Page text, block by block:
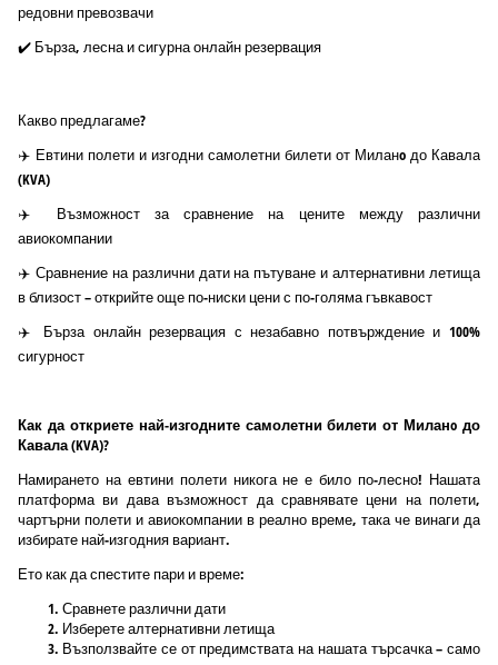
редовни превозвачи
✔️ Бърза, лесна и сигурна онлайн резервация
Какво предлагаме?
✈️ Евтини полети и изгодни самолетни билети от Миланo до Кавала
(KVA)
✈️ Възможност за сравнение на цените между различни
авиокомпании
✈️ Сравнение на различни дати на пътуване и алтернативни летища
в близост – открийте още по-ниски цени с по-голяма гъвкавост
✈️ Бърза онлайн резервация с незабавно потвърждение и 100%
сигурност
Как да откриете най-изгодните самолетни билети от Миланo до
Кавала (KVA)?
Намирането на евтини полети никога не е било по-лесно! Нашата
платформа ви дава възможност да сравнявате цени на полети,
чартърни полети и авиокомпании в реално време, така че винаги да
избирате най-изгодния вариант.
Ето как да спестите пари и време:
Сравнете различни дати
Изберете алтернативни летища
Възползвайте се от предимствата на нашата търсачка – само